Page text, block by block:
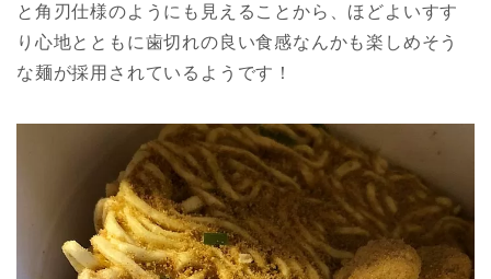
と角刃仕様のようにも見えることから、ほどよいすす
り心地とともに歯切れの良い食感なんかも楽しめそう
な麺が採用されているようです！